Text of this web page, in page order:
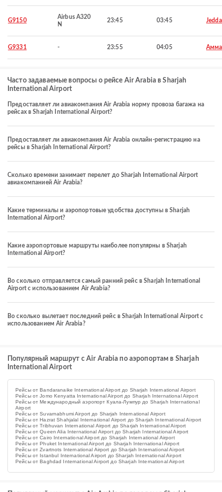
G9150
Airbus A320
N
23:45 03:45
G9331 - 23:55 04:05
Часто задаваемые вопросы о рейсе Air Arabia в Sharjah
International Airport
Предоставляет ли авиакомпания Air Arabia норму провоза багажа на
рейсах в Sharjah International Airport?
Предоставляет ли авиакомпания Air Arabia онлайн-регистрацию на
рейсы в Sharjah International Airport?
Сколько времени занимает перелет до Sharjah International Airport
авиакомпанией Air Arabia?
Какие терминалы и аэропортовые удобства доступны в Sharjah
International Airport?
Какие аэропортовые маршруты наиболее популярны в Sharjah
International Airport?
Во сколько отправляется самый ранний рейс в Sharjah International
Airport с использованием Air Arabia?
Во сколько вылетает последний рейс в Sharjah International Airport с
использованием Air Arabia?
Популярный маршрут с Air Arabia по аэропортам в Sharjah
International Airport
Рейсы от Bandaranaike International Airport до Sharjah International Airport
Рейсы от Jomo Kenyatta International Airport до Sharjah International Airport
Рейсы от Международный аэропорт Куала-Лумпур до Sharjah International
Airport
Рейсы от Suvarnabhumi Airport до Sharjah International Airport
Рейсы от Hazrat Shahjalal International Airport до Sharjah International Airport
Рейсы от Tribhuvan International Airport до Sharjah International Airport
Рейсы от Queen Alia International Airport до Sharjah International Airport
Рейсы от Cairo International Airport до Sharjah International Airport
Рейсы от Phuket International Airport до Sharjah International Airport
Рейсы от Zvartnots International Airport до Sharjah International Airport
Рейсы от Istanbul International Airport до Sharjah International Airport
Рейсы от Baghdad International Airport до Sharjah International Airport